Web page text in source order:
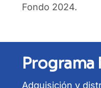
Fondo 2024.
Adquisición y